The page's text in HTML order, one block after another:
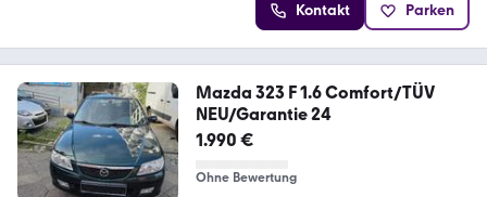
Kontakt Parken
Mazda 323 F 1.6 Comfort/TÜV
NEU/Garantie 24
1.990 €
Ohne Bewertung